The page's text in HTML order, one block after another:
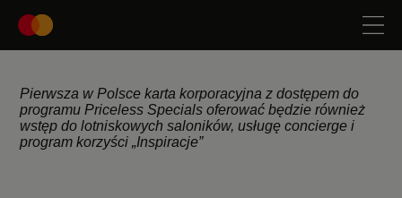
Pierwsza w Polsce karta korporacyjna z dostępem do
programu Priceless Specials oferować będzie również
wstęp do lotniskowych saloników, usługę concierge i
program korzyści „Inspiracje”